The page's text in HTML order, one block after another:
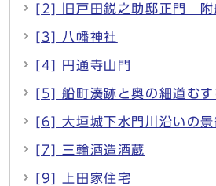
[2] 旧戸田鋭之助邸正門 附
[3] 八幡神社
[4] 円通寺山門
[5] 船町湊跡と奥の細道むす
[6] 大垣城下水門川沿いの景
[7] 三輪酒造酒蔵
[9] 上田家住宅